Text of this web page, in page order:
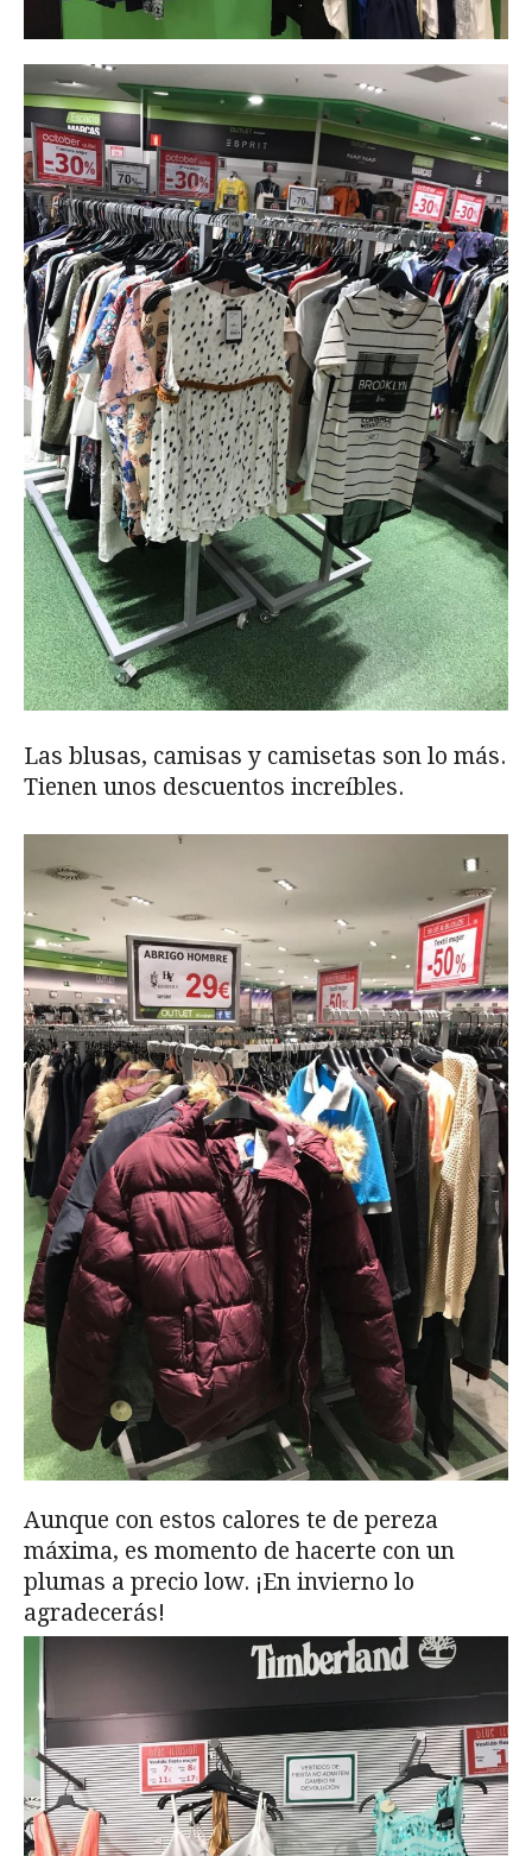
Las blusas, camisas y camisetas son lo más.
Tienen unos descuentos increíbles.
Aunque con estos calores te de pereza
máxima, es momento de hacerte con un
plumas a precio low. ¡En invierno lo
agradecerás!